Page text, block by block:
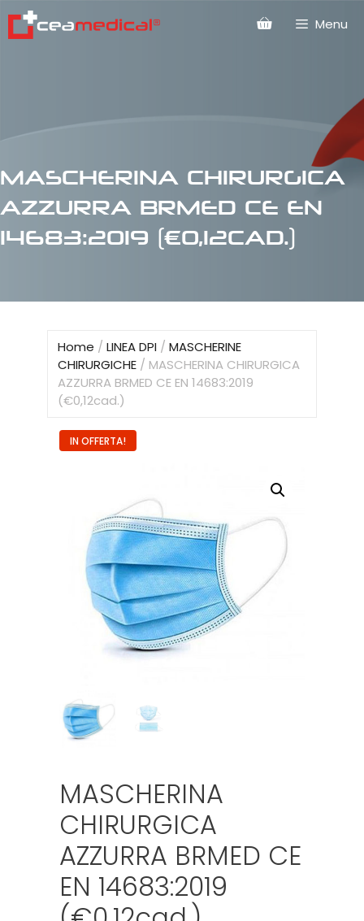
Menu
MASCHERINA CHIRURGICA
AZZURRA BRMED CE EN
14683:2019 (€0,12CAD.)
Home / LINEA DPI/ MASCHERINE
CHIRURGICHE/ MASCHERINA CHIRURGICA
AZZURRA BRMED CE EN 14683:2019
(€0,12cad.)
IN OFFERTA!
MASCHERINA
CHIRURGICA
AZZURRA BRMED CE
EN 14683:2019